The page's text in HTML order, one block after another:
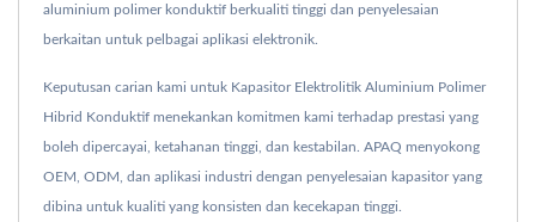
aluminium polimer konduktif berkualiti tinggi dan penyelesaian
berkaitan untuk pelbagai aplikasi elektronik.
Keputusan carian kami untuk Kapasitor Elektrolitik Aluminium Polimer
Hibrid Konduktif menekankan komitmen kami terhadap prestasi yang
boleh dipercayai, ketahanan tinggi, dan kestabilan. APAQ menyokong
OEM, ODM, dan aplikasi industri dengan penyelesaian kapasitor yang
dibina untuk kualiti yang konsisten dan kecekapan tinggi.